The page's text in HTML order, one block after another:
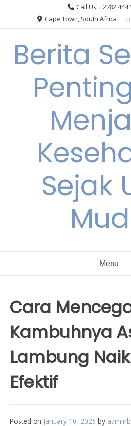
Call Us: +2782 444
Cape Town, South Africa
Berita
Sejak
Menu
Cara
Kambuhnya
Lambung
Efektif
Posted on January 10, 2025 by